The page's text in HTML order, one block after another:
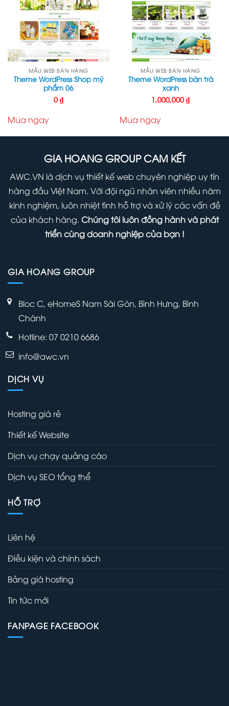
MẪU WEB BÁN HÀNG
Theme WordPress Shop mỹ
phẩm 06
0 ₫
Mua ngay
MẪU WEB BÁN HÀNG
Theme WordPress bán trà
xanh
1,000,000 ₫
Mua ngay
GIA HOANG GROUP CAM KẾT
AWC.VN là dịch vụ thiết kế web chuyên nghiệp uy tín
hàng đầu Việt Nam. Với đội ngũ nhân viên nhiều năm
kinh nghiệm, luôn nhiệt tình hỗ trợ và xử lý các vấn đề
của khách hàng. Chúng tôi luôn đồng hành và phát
triển cùng doanh nghiệp của bạn !
GIA HOANG GROUP
Bloc C, eHomeS Nam Sài Gòn, Bình Hưng, Bình
Chánh
Hotline: 07 0210 6686
info@awc.vn
DỊCH VỤ
Hosting giá rẻ
Thiết kế Website
Dịch vụ chạy quảng cáo
Dịch vụ SEO tổng thể
HỖ TRỢ
Liên hệ
Điều kiện và chính sách
Bảng giá hosting
Tin tức mới
FANPAGE FACEBOOK